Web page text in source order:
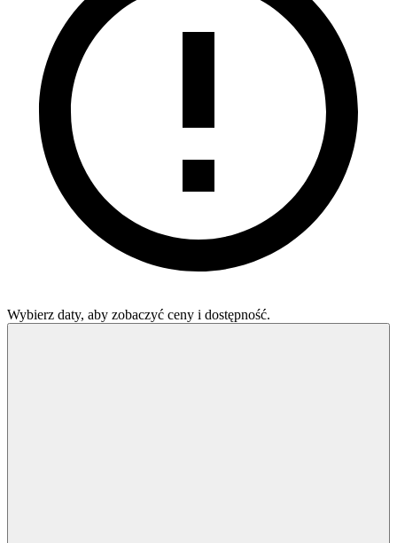
Wybierz daty, aby zobaczyć ceny i dostępność.